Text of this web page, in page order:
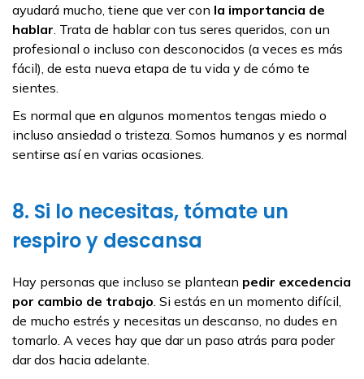
ayudará mucho, tiene que ver con la importancia de
hablar. Trata de hablar con tus seres queridos, con un
profesional o incluso con desconocidos (a veces es más
fácil), de esta nueva etapa de tu vida y de cómo te
sientes.
Es normal que en algunos momentos tengas miedo o
incluso ansiedad o tristeza. Somos humanos y es normal
sentirse así en varias ocasiones.
8. Si lo necesitas, tómate un
respiro y descansa
Hay personas que incluso se plantean pedir excedencia
por cambio de trabajo. Si estás en un momento difícil,
de mucho estrés y necesitas un descanso, no dudes en
tomarlo. A veces hay que dar un paso atrás para poder
dar dos hacia adelante.